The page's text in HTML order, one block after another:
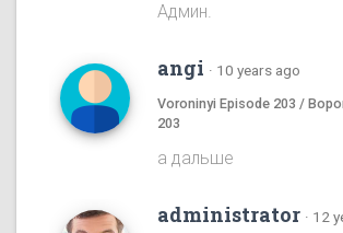
Админ.
angi · 10 years ago
Voroninyi Episode 203 /
203
а дальше
administrator · 12